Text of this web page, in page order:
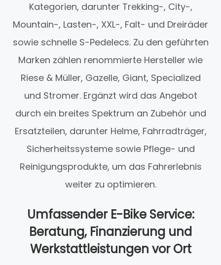
Kategorien, darunter Trekking-, City-,
Mountain-, Lasten-, XXL-, Falt- und Dreiräder
sowie schnelle S-Pedelecs. Zu den geführten
Marken zählen renommierte Hersteller wie
Riese & Müller, Gazelle, Giant, Specialized
und Stromer. Ergänzt wird das Angebot
durch ein breites Spektrum an Zubehör und
Ersatzteilen, darunter Helme, Fahrradträger,
Sicherheitssysteme sowie Pflege- und
Reinigungsprodukte, um das Fahrerlebnis
weiter zu optimieren.
Umfassender E-Bike Service:
Beratung, Finanzierung und
Werkstattleistungen vor Ort